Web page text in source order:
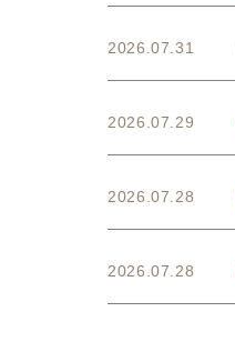
2026.07.31
2026.07.29
2026.07.28
2026.07.28